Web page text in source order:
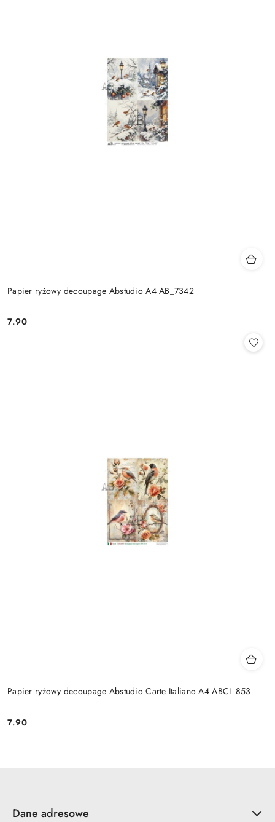
Papier ryżowy decoupage Abstudio A4 AB_7342
Cena:
7.90
Papier ryżowy decoupage Abstudio Carte Italiano A4 ABCI_853
Cena:
7.90
Dane adresowe